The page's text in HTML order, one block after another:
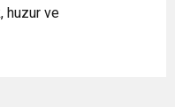
huzur ve